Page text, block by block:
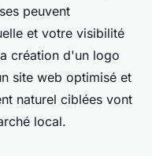
peuvent
et votre visibilité
création d'un logo
site web optimisé et
naturel ciblées vont
local.